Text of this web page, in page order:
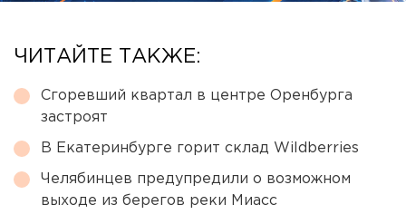
ЧИТАЙТЕ ТАКЖЕ:
Сгоревший квартал в центре Оренбурга
застроят
В Екатеринбурге горит склад Wildberries
Челябинцев предупредили о возможном
выходе из берегов реки Миасс